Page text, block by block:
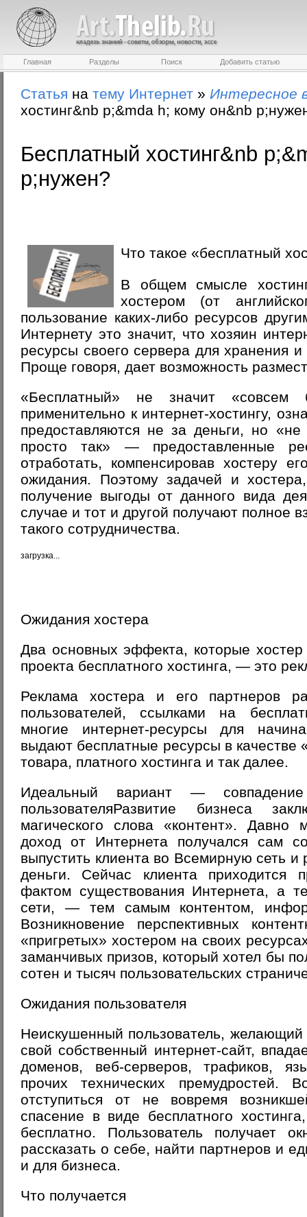
Главная Разделы Поиск Добавить статью
Статья на тему Интернет » Интересное
хостинг&nb p;&mda h; кому он&nb
Бесплатный хостинг&nb
p;нужен?
Что такое «бесплатный
В общем смысле
хостером (от
пользование каких-либо ресурсов
Интернету это значит, что хозяин
ресурсы своего сервера для хранения
Проще говоря, дает возможность
«Бесплатный» не значит «совсем
применительно к интернет-хостингу,
предоставляются не за деньги, но «не
просто так» — предоставленные
отработать, компенсировав хостеру
ожидания. Поэтому задачей и
получение выгоды от данного вида
случае и тот и другой получают полное
такого сотрудничества.
загрузка...
Ожидания хостера
Два основных эффекта, которые хостер
проекта бесплатного хостинга, — это
Реклама хостера и его партнеров
пользователей, ссылками на
многие интернет-ресурсы для
выдают бесплатные ресурсы в качестве
товара, платного хостинга и так далее.
Идеальный вариант —
пользователяРазвитие бизнеса
магического слова «контент». Давно
доход от Интернета получался сам
выпустить клиента во Всемирную сеть и
деньги. Сейчас клиента приходится
фактом существования Интернета, а
сети, — тем самым контентом,
Возникновение перспективных
«пригретых» хостером на своих
заманчивых призов, который хотел бы
сотен и тысяч пользовательских
Ожидания пользователя
Неискушенный пользователь, желающий
свой собственный интернет-сайт,
доменов, веб-серверов, трафиков,
прочих технических премудростей.
отступиться от не вовремя
спасение в виде бесплатного
бесплатно. Пользователь получает
рассказать о себе, найти партнеров и
и для бизнеса.
Что получается